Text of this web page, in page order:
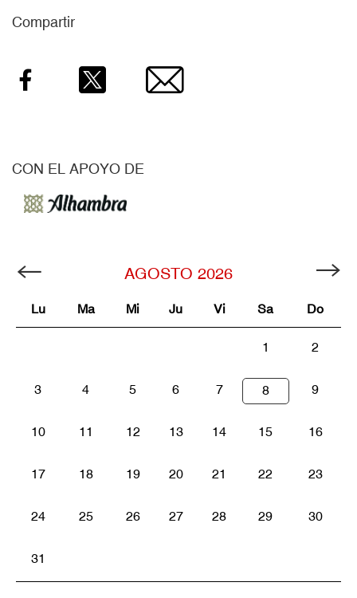
Compartir
Facebook Email
CON EL APOYO DE
AGOSTO 2026
Lu Ma Mi Ju Vi Sa Do
1 2
3 4 5 6 7 8 9
10 11 12 13 14 15 16
17 18 19 20 21 22 23
24 25 26 27 28 29 30
31